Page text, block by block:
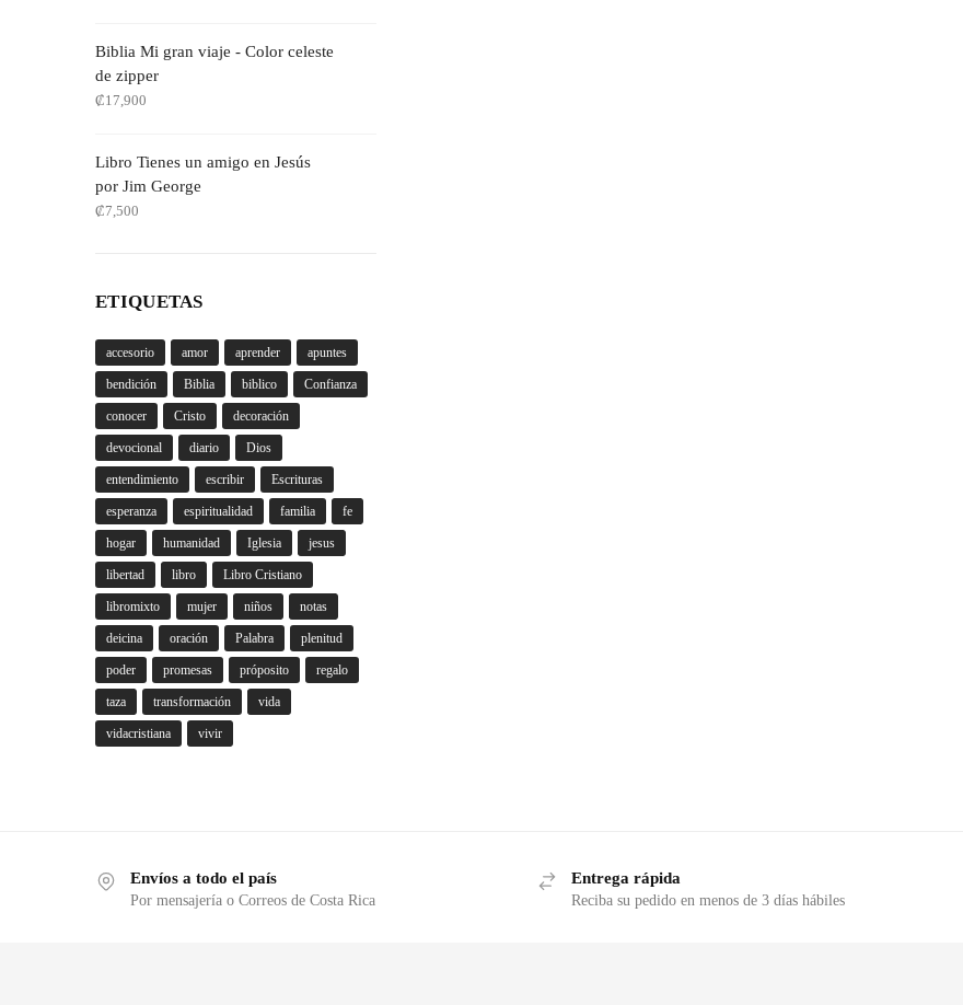
Biblia Mi gran viaje - Color celeste
de zipper
₡17,900
Libro Tienes un amigo en Jesús
por Jim George
₡7,500
ETIQUETAS
accesorio amor aprender apuntes
bendición Biblia biblico Confianza
conocer Cristo decoración
devocional diario Dios
entendimiento escribir Escrituras
esperanza espiritualidad familia fe
hogar humanidad Iglesia jesus
libertad libro Libro Cristiano
libromixto mujer niños notas
deicina oración Palabra plenitud
poder promesas próposito regalo
taza transformación vida
vidacristiana vivir
Envíos a todo el país
Por mensajería o Correos de Costa Rica
Entrega rápida
Reciba su pedido en menos de 3 días hábiles